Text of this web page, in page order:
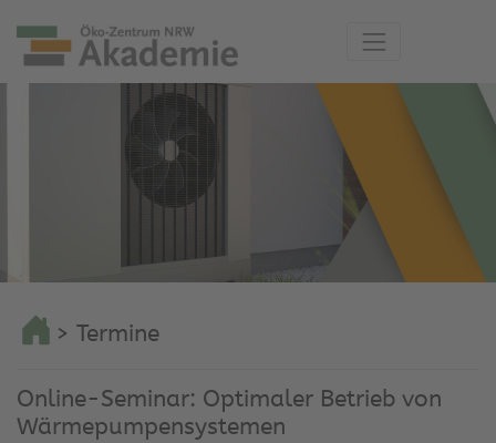
> Termine
Online-Seminar: Optimaler Betrieb von
Wärmepumpensystemen